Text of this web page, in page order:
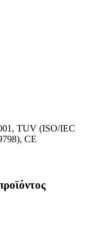
TUV (ISO/IEC
CE